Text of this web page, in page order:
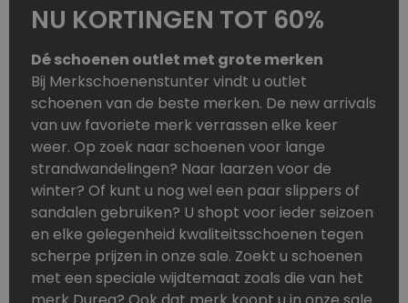
NU KORTINGEN TOT 60%
Dé schoenen outlet met grote merken
Bij Merkschoenenstunter vindt u outlet
schoenen van de beste merken. De new arrivals
van uw favoriete merk verrassen elke keer
weer. Op zoek naar schoenen voor lange
strandwandelingen? Naar laarzen voor de
winter? Of kunt u nog wel een paar slippers of
sandalen gebruiken? U shopt voor ieder seizoen
en elke gelegenheid kwaliteitsschoenen tegen
scherpe prijzen in onze sale. Zoekt u schoenen
met een speciale wijdtemaat zoals die van het